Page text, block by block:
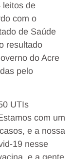
leitos de
com o
de Saúde
resultado
do Acre
pelo
UTIs
com um
e a nossa
19 nesse
e a gente